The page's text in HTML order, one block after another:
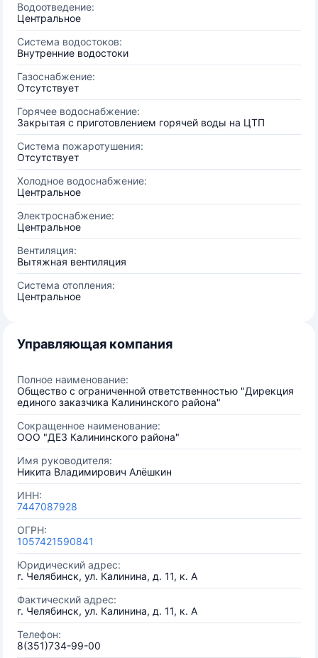
Водоотведение:
Центральное
Система водостоков:
Внутренние водостоки
Газоснабжение:
Отсутствует
Горячее водоснабжение:
Закрытая с приготовлением горячей воды на ЦТП
Система пожаротушения:
Отсутствует
Холодное водоснабжение:
Центральное
Электроснабжение:
Центральное
Вентиляция:
Вытяжная вентиляция
Система отопления:
Центральное
Управляющая компания
Полное наименование:
Общество с ограниченной ответственностью "Дирекция
единого заказчика Калининского района"
Сокращенное наименование:
ООО "ДЕЗ Калининского района"
Имя руководителя:
Никита Владимирович Алёшкин
ИНН:
7447087928
ОГРН:
1057421590841
Юридический адрес:
г. Челябинск, ул. Калинина, д. 11, к. А
Фактический адрес:
г. Челябинск, ул. Калинина, д. 11, к. А
Телефон:
8(351)734-99-00